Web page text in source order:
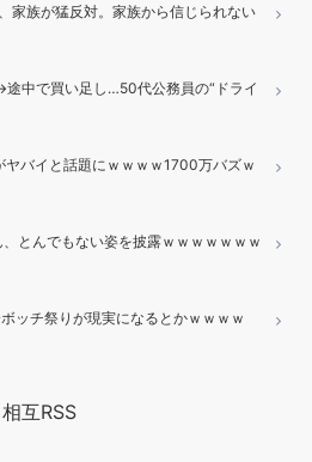
家族が猛反対。家族から信じられない
中で買い足し…50代公務員の“ドライ
ヤバイと話題にｗｗｗｗ1700万バズｗ
、とんでもない姿を披露ｗｗｗｗｗｗｗ
ッチ祭りが現実になるとかｗｗｗｗ
互RSS